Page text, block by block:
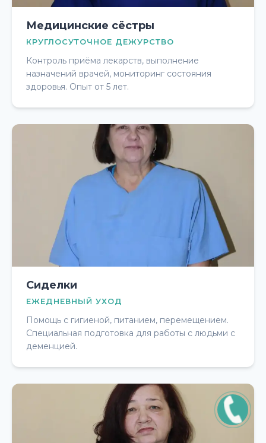
Медицинские сёстры
КРУГЛОСУТОЧНОЕ ДЕЖУРСТВО
Контроль приёма лекарств, выполнение
назначений врачей, мониторинг состояния
здоровья. Опыт от 5 лет.
Сиделки
ЕЖЕДНЕВНЫЙ УХОД
Помощь с гигиеной, питанием, перемещением.
Специальная подготовка для работы с людьми с
деменцией.